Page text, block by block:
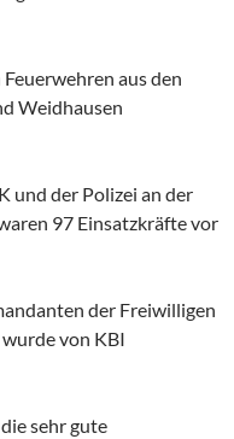
aus den
Weidhausen
und der Polizei an der
97 Einsatzkräfte vor
der Freiwilligen
von KBI
sehr gute